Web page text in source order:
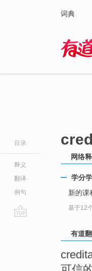
词典
目录
释义
翻译
例句
网络
学分
新的课
基于12
有道